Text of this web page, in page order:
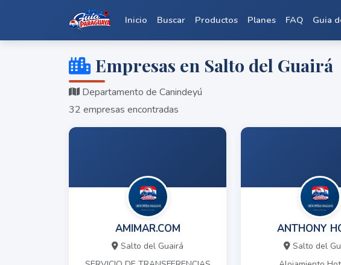
Inicio Buscar Productos Planes FAQ Guia
Empresas en Salto del Guairá
Departamento de Canindeyú
32 empresas encontradas
AMIMAR.COM
Salto del Guairá
ANTHONY
Salto del